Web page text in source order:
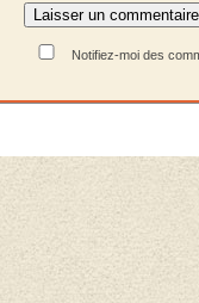
Notifiez-moi des